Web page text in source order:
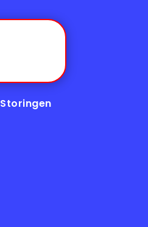
Storingen